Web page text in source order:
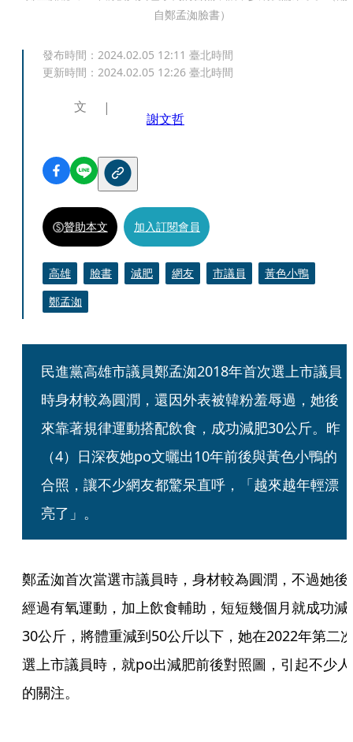
自鄭孟洳臉書）
發布時間： 2024.02.05 12:11 臺北時間
更新時間： 2024.02.05 12:26 臺北時間
文
謝文哲
贊助本文 加入訂閱會員
高雄 臉書 減肥 網友 市議員
黃色小鴨
鄭孟洳
民進黨高雄市議員鄭孟洳2018年首次選上市議員
時身材較為圓潤，還因外表被韓粉羞辱過，她後
來靠著規律運動搭配飲食，成功減肥30公斤。昨
（4）日深夜她po文曬出10年前後與黃色小鴨的
合照，讓不少網友都驚呆直呼，「越來越年輕漂
亮了」。
鄭孟洳首次當選市議員時，身材較為圓潤，不過她後
經過有氧運動，加上飲食輔助，短短幾個月就成功減
30公斤，將體重減到50公斤以下，她在2022年第二
選上市議員時，就po出減肥前後對照圖，引起不少人
的關注。